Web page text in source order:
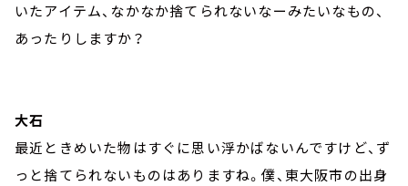
いたアイテム、なかなか捨てられないなーみたいなもの、
あったりしますか？
大石
最近ときめいた物はすぐに思い浮かばないんですけど、ず
っと捨てられないものはありますね。僕、東大阪市の出身